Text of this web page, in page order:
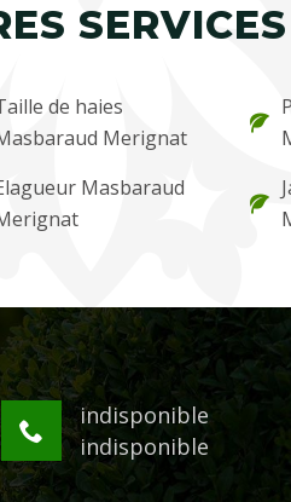
SERVICES
de haies
Merignat
Masbaraud
indisponible
indisponible